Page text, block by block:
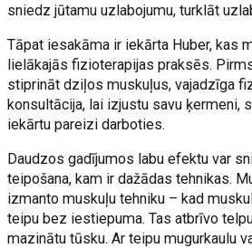
sniedz jūtamu uzlabojumu, turklāt
Tāpat iesakāma ir iekārta Huber, kas
lielākajās fizioterapijas praksēs.
stiprināt dziļos muskuļus, vajadzīga
konsultācija, lai izjustu savu ķermeni,
iekārtu pareizi darboties.
Daudzos gadījumos labu efektu var
teipošana, kam ir dažādas tehnikas.
izmanto muskuļu tehniku – kad
teipu bez iestiepuma. Tas atbrīvo
mazinātu tūsku. Ar teipu mugurkaulu